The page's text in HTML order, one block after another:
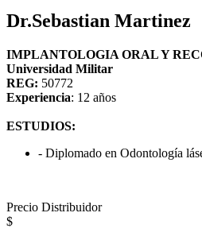
Dr.Sebastian Martinez
IMPLANTOLOGIA ORAL Y
Universidad Militar
REG: 50772
Experiencia: 12 años
ESTUDIOS:
- Diplomado en Odontología
Precio Distribuidor
$